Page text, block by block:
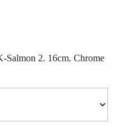
Salmon 2. 16cm. Chrome